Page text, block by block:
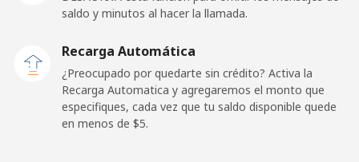
⁦$5⁩
Uruguay
Línea fija ⁦9.5¢⁩ 52 min por ⁦$5⁩ -
saldo y minutos al hacer la llamada.
Recarga Automática
¿Preocupado por quedarte sin crédito? Activa la
Recarga Automatica y agregaremos el monto que
especifiques, cada vez que tu saldo disponible quede
en menos de ⁦$5⁩.